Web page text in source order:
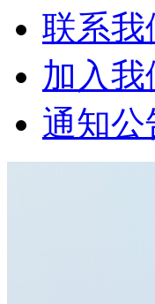
联系我
加入我
通知公